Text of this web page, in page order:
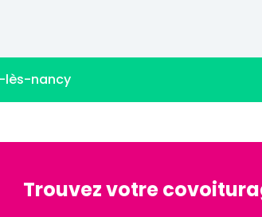
lès-nancy
Trouvez votre